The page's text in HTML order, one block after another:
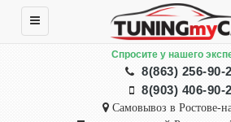
Спросите у нашего
8(863) 256-90-
8(903) 406-90-
Самовывоз в Ростове-